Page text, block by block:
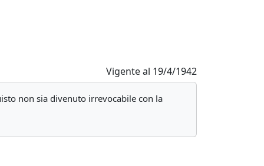
Vigente al 19/4/1942
non sia divenuto irrevocabile con la